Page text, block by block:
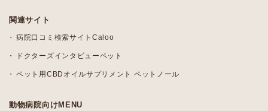
関連サイト
病院口コミ検索サイトCaloo
ドクターズインタビューペット
ペット用CBDオイルサプリメント ペットノール
動物病院向けMENU